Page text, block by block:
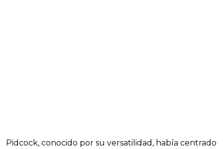
Pidcock, conocido por su versatilidad, había centrado